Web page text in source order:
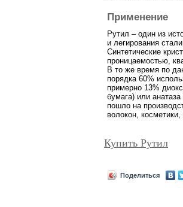
Применение
Рутил – один из
и легирования
Синтетические
проницаемостью,
В то же время по
порядка 60%
примерно 13%
бумага) или
пошло на
волокон,
Купить Рутил
Поделиться